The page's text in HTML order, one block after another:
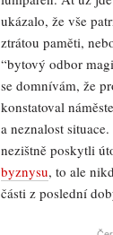
ukázalo, že vše
ztrátou paměti,
“bytový odbor
se domnívám, že
konstatoval
a neznalost
nezištně poskytli
byznysu, to ale
části z poslední